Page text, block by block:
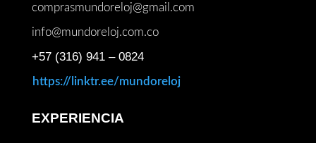
comprasmundoreloj@gmail.com
info@mundoreloj.com.co
+57 (316) 941 – 0824
https://linktr.ee/mundoreloj
EXPERIENCIA